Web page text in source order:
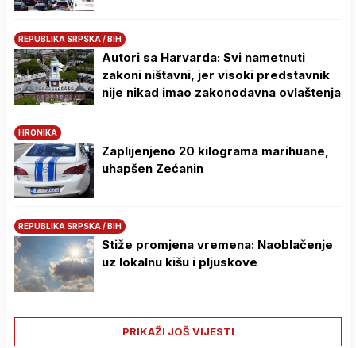
REPUBLIKA SRPSKA / BIH
Autori sa Harvarda: Svi nametnuti
zakoni ništavni, jer visoki predstavnik
nije nikad imao zakonodavna ovlaštenja
HRONIKA
Zaplijenjeno 20 kilograma marihuane,
uhapšen Zećanin
REPUBLIKA SRPSKA / BIH
Stiže promjena vremena: Naoblačenje
uz lokalnu kišu i pljuskove
PRIKAŽI JOŠ VIJESTI